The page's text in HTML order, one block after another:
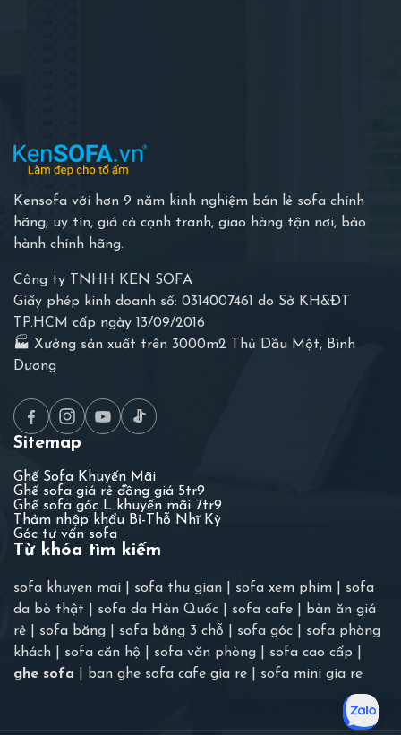
Sitemap
Ghế Sofa Khuyến Mãi
Ghế sofa giá rẻ đồng giá 5tr9
Ghế sofa góc L khuyến mãi 7tr9
Thảm nhập khẩu Bỉ-Thỗ Nhĩ Kỳ
Góc tư vấn sofa
Kensofa với hơn 9 năm kinh nghiệm bán lẻ sofa chính
hãng, uy tín, giá cả cạnh tranh, giao hàng tận nơi, bảo
hành chính hãng.
Công ty TNHH KEN SOFA
Giấy phép kinh doanh số: 0314007461 do Sở KH&ĐT
TP.HCM cấp ngày 13/09/2016
🏭 Xưởng sản xuất trên 3000m2 Thủ Dầu Một, Bình
Dương
Từ khóa tìm kiếm
sofa khuyen mai sofa thu gian sofa xem phim
sofa
da bò thật
sofa da Hàn Quốc sofa cafe
bàn ăn giá
rẻ
sofa băng sofa băng 3 chỗ sofa góc
sofa phòng
khách
sofa căn hộ sofa văn phòng sofa cao cấp
ghe sofa
ban ghe sofa cafe gia re sofa mini gia re